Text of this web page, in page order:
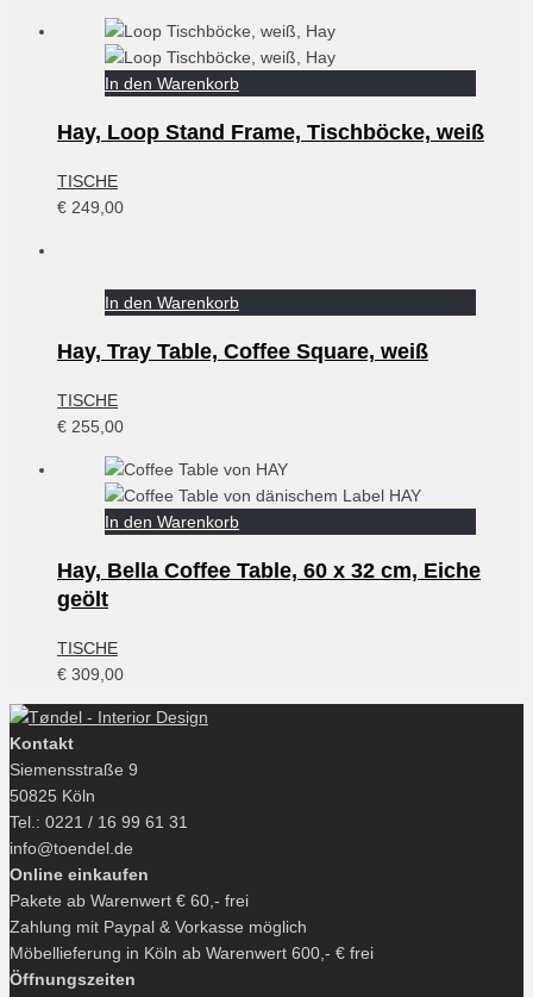
In den Warenkorb
Hay, Loop Stand Frame, Tischböcke, weiß
TISCHE
€ 249,00
In den Warenkorb
Hay, Tray Table, Coffee Square, weiß
TISCHE
€ 255,00
In den Warenkorb
Hay, Bella Coffee Table, 60 x 32 cm, Eiche
geölt
TISCHE
€ 309,00
Kontakt
Siemensstraße 9
50825 Köln
Tel.: 0221 / 16 99 61 31
info@toendel.de
Online einkaufen
Pakete ab Warenwert € 60,- frei
Zahlung mit Paypal & Vorkasse möglich
Möbellieferung in Köln ab Warenwert 600,- € frei
Öffnungszeiten